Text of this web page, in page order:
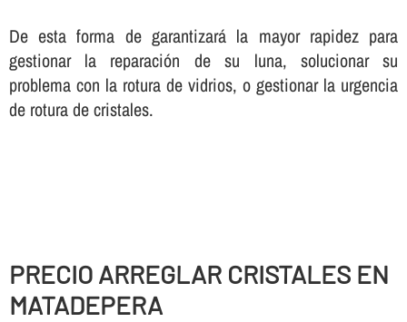
De esta forma de garantizará la mayor rapidez para
gestionar la reparación de su luna, solucionar su
problema con la rotura de vidrios, o gestionar la urgencia
de rotura de cristales.
PRECIO ARREGLAR CRISTALES EN
MATADEPERA